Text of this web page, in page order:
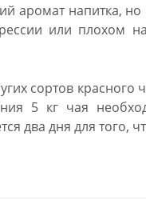
аромат напитка,
или плохом
сортов красного
5 кг чая
два дня для того,